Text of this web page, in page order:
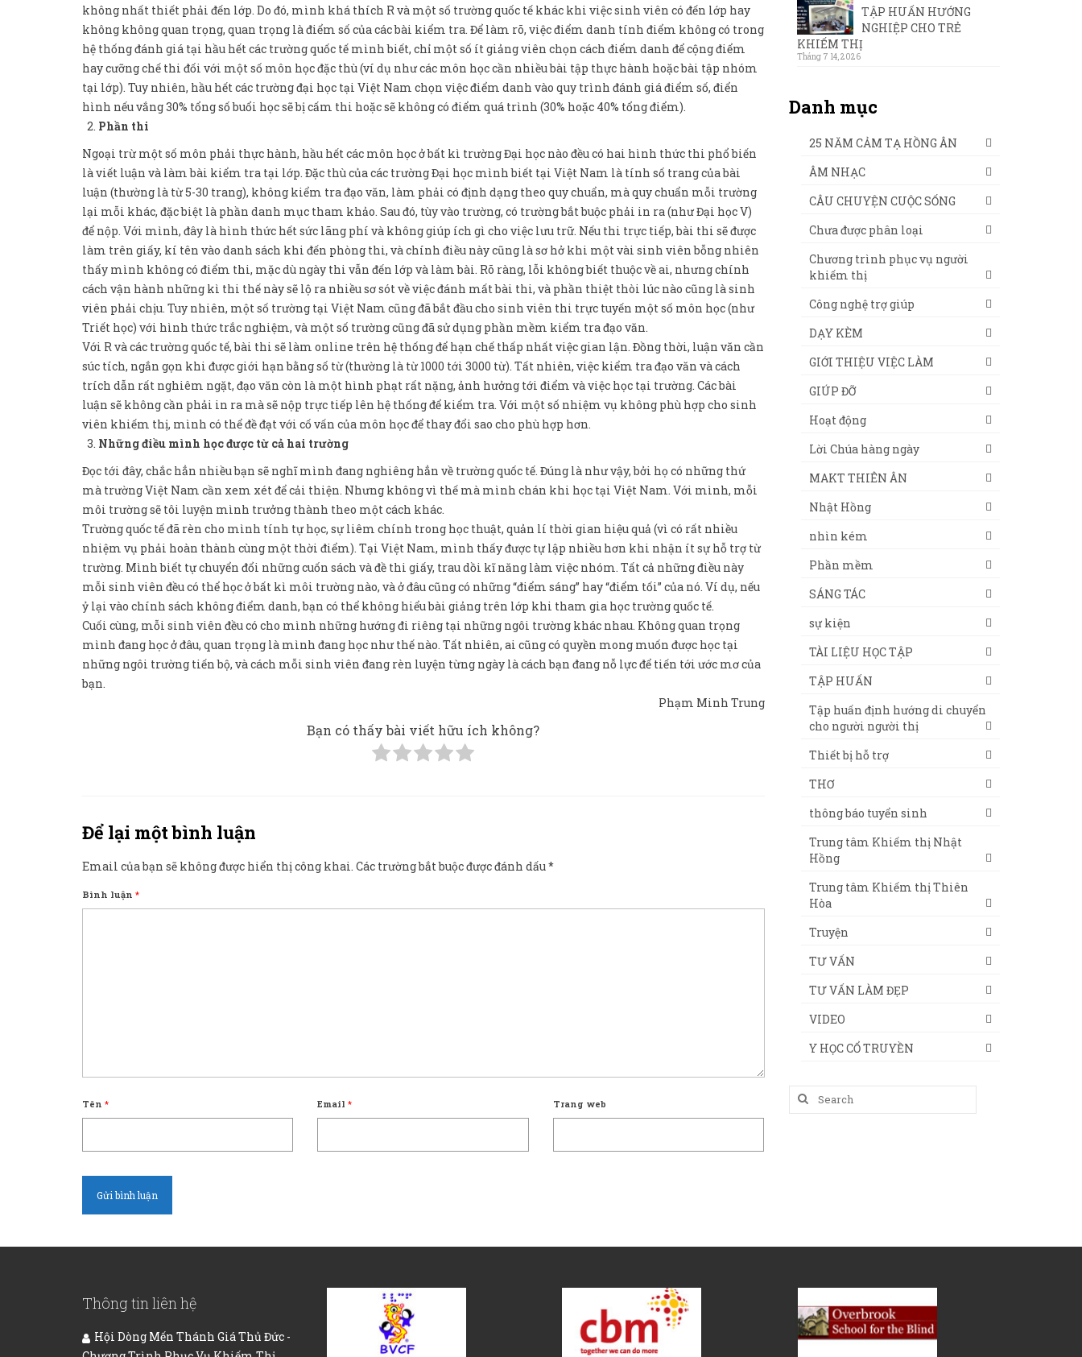
không nhất thiết phải đến lớp. Do đó, mình khá thích R và một số trường quốc tế khác khi việc sinh viên có đến lớp hay
không không quan trọng, quan trọng là điểm số của các bài kiểm tra. Để làm rõ, việc điểm danh tính điểm không có trong
hệ thống đánh giá tại hầu hết các trường quốc tế mình biết, chỉ một số ít giảng viên chọn cách điểm danh để cộng điểm
hay cưỡng chế thi đối với một số môn học đặc thù (ví dụ như các môn học cần nhiều bài tập thực hành hoặc bài tập nhóm
tại lớp). Tuy nhiên, hầu hết các trường đại học tại Việt Nam chọn việc điểm danh vào quy trình đánh giá điểm số, điển
hình nếu vắng 30% tổng số buổi học sẽ bị cấm thi hoặc sẽ không có điểm quá trình (30% hoặc 40% tổng điểm).
Phần thi
Ngoại trừ một số môn phải thực hành, hầu hết các môn học ở bất kì trường Đại học nào đều có hai hình thức thi phổ biến
là viết luận và làm bài kiểm tra tại lớp. Đặc thù của các trường Đại học mình biết tại Việt Nam là tính số trang của bài
luận (thường là từ 5-30 trang), không kiểm tra đạo văn, làm phải có định dạng theo quy chuẩn, mà quy chuẩn mỗi trường
lại mỗi khác, đặc biệt là phần danh mục tham khảo. Sau đó, tùy vào trường, có trường bắt buộc phải in ra (như Đại học V)
để nộp. Với mình, đây là hình thức hết sức lãng phí và không giúp ích gì cho việc lưu trữ. Nếu thi trực tiếp, bài thi sẽ được
làm trên giấy, kí tên vào danh sách khi đến phòng thi, và chính điều này cũng là sơ hở khi một vài sinh viên bỗng nhiên
thấy mình không có điểm thi, mặc dù ngày thi vẫn đến lớp và làm bài. Rõ ràng, lỗi không biết thuộc về ai, nhưng chính
cách vận hành những kì thi thế này sẽ lộ ra nhiều sơ sót về việc đánh mất bài thi, và phần thiệt thòi lúc nào cũng là sinh
viên phải chịu. Tuy nhiên, một số trường tại Việt Nam cũng đã bắt đầu cho sinh viên thi trực tuyến một số môn học (như
Triết học) với hình thức trắc nghiệm, và một số trường cũng đã sử dụng phần mềm kiểm tra đạo văn.
Với R và các trường quốc tế, bài thi sẽ làm online trên hệ thống để hạn chế thấp nhất việc gian lận. Đồng thời, luận văn cần
súc tích, ngắn gọn khi được giới hạn bằng số từ (thường là từ 1000 tới 3000 từ). Tất nhiên, việc kiểm tra đạo văn và cách
trích dẫn rất nghiêm ngặt, đạo văn còn là một hình phạt rất nặng, ảnh hưởng tới điểm và việc học tại trường. Các bài
luận sẽ không cần phải in ra mà sẽ nộp trực tiếp lên hệ thống để kiểm tra. Với một số nhiệm vụ không phù hợp cho sinh
viên khiếm thị, mình có thể đề đạt với cố vấn của môn học để thay đổi sao cho phù hợp hơn.
Những điều mình học được từ cả hai trường
Đọc tới đây, chắc hẳn nhiều bạn sẽ nghĩ mình đang nghiêng hẳn về trường quốc tế. Đúng là như vậy, bởi họ có những thứ
mà trường Việt Nam cần xem xét để cải thiện. Nhưng không vì thế mà mình chán khi học tại Việt Nam. Với mình, mỗi
môi trường sẽ tôi luyện mình trưởng thành theo một cách khác.
Trường quốc tế đã rèn cho mình tính tự học, sự liêm chính trong học thuật, quản lí thời gian hiệu quả (vì có rất nhiều
nhiệm vụ phải hoàn thành cùng một thời điểm). Tại Việt Nam, mình thấy được tự lập nhiều hơn khi nhận ít sự hỗ trợ từ
trường. Mình biết tự chuyển đổi những cuốn sách và đề thi giấy, trau dồi kĩ năng làm việc nhóm. Tất cả những điều này
mỗi sinh viên đều có thể học ở bất kì môi trường nào, và ở đâu cũng có những “điểm sáng” hay “điểm tối” của nó. Ví dụ, nếu
ỷ lại vào chính sách không điểm danh, bạn có thể không hiểu bài giảng trên lớp khi tham gia học trường quốc tế.
Cuối cùng, mỗi sinh viên đều có cho mình những hướng đi riêng tại những ngôi trường khác nhau. Không quan trọng
mình đang học ở đâu, quan trọng là mình đang học như thế nào. Tất nhiên, ai cũng có quyền mong muốn được học tại
những ngôi trường tiến bộ, và cách mỗi sinh viên đang rèn luyện từng ngày là cách bạn đang nỗ lực để tiến tới ước mơ của
bạn.
Phạm Minh Trung
Bạn có thấy bài viết hữu ích không?
Để lại một bình luận
Email của bạn sẽ không được hiển thị công khai. Các trường bắt buộc được đánh dấu*
Bình luận *
Tên * Email* Trang web
TẬP HUẤN HƯỚNG
NGHIỆP CHO TRẺ
KHIẾM THỊ
Tháng 7 14, 2026
Danh mục
25 NĂM CẢM TẠ HỒNG ÂN
ÂM NHẠC
CÂU CHUYỆN CUỘC SỐNG
Chưa được phân loại
Chương trình phục vụ người
khiếm thị
Công nghệ trợ giúp
DẠY KÈM
GIỚI THIỆU VIỆC LÀM
GIÚP ĐỠ
Hoạt động
Lời Chúa hàng ngày
MAKT THIÊN ÂN
Nhật Hồng
nhìn kém
Phần mềm
SÁNG TÁC
sự kiện
TÀI LIỆU HỌC TẬP
TẬP HUẤN
Tập huấn định hướng di chuyển
cho người người thị
Thiết bị hỗ trợ
THƠ
thông báo tuyển sinh
Trung tâm Khiếm thị Nhật
Hồng
Trung tâm Khiếm thị Thiên
Hòa
Truyện
TƯ VẤN
TƯ VẤN LÀM ĐẸP
VIDEO
Y HỌC CỔ TRUYỀN
Search
for:
Thông tin liên hệ
Hội Dòng Mến Thánh Giá Thủ Đức -